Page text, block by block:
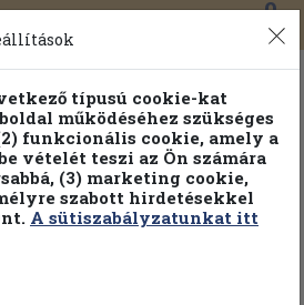
0
több mint 30 000 kötet közül
20% kedvezménnyel!
típusú cookie-kat
működéséhez szükséges
funkcionális cookie, amely a
vételét teszi az Ön számára
(3) marketing cookie,
szabott hirdetésekkel
A sütiszabályzatunkat itt